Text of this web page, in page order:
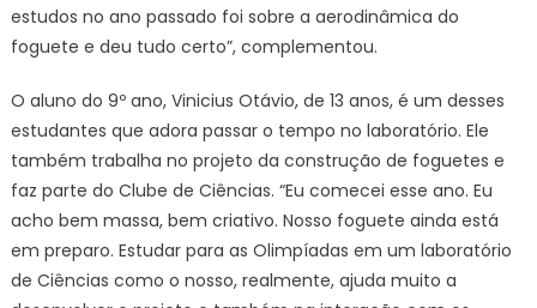
estudos no ano passado foi sobre a aerodinâmica do
foguete e deu tudo certo”, complementou.
O aluno do 9º ano, Vinicius Otávio, de 13 anos, é um desses
estudantes que adora passar o tempo no laboratório. Ele
também trabalha no projeto da construção de foguetes e
faz parte do Clube de Ciências. “Eu comecei esse ano. Eu
acho bem massa, bem criativo. Nosso foguete ainda está
em preparo. Estudar para as Olimpíadas em um laboratório
de Ciências como o nosso, realmente, ajuda muito a